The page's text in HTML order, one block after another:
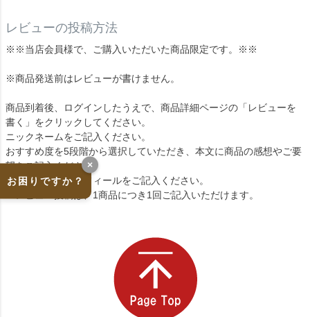
レビューの投稿方法
※※当店会員様で、ご購入いただいた商品限定です。※※
※商品発送前はレビューが書けません。
商品到着後、ログインしたうえで、商品詳細ページの「レビューを
書く」をクリックしてください。
ニックネームをご記入ください。
おすすめ度を5段階から選択していただき、本文に商品の感想やご要
望をご記入ください。
よろしければプロフィールをご記入ください。
※レビュー投稿は、1商品につき1回ご記入いただけます。
お困りですか？
×